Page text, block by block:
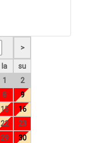
la
su
1
2
8
9
15
16
22
23
29
30